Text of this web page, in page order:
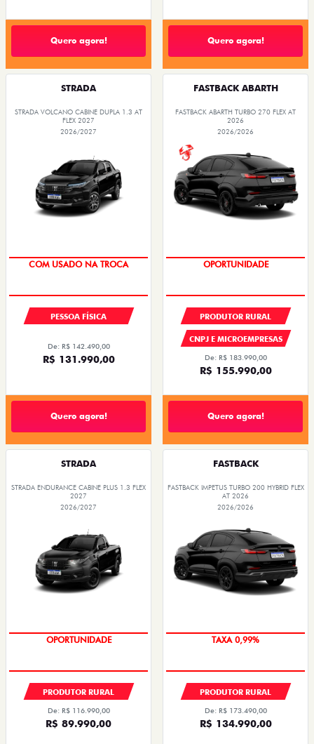
Quero agora! Quero agora!
STRADA
STRADA VOLCANO CABINE DUPLA 1.3 AT
FLEX 2027
2026/2027
COM USADO NA TROCA
PESSOA FÍSICA
De: R$ 142.490,00
R$ 131.990,00
Quero agora!
FASTBACK ABARTH
FASTBACK ABARTH TURBO 270 FLEX AT
2026
2026/2026
OPORTUNIDADE
PRODUTOR RURAL
CNPJ E MICROEMPRESAS
De: R$ 183.990,00
R$ 155.990,00
Quero agora!
STRADA
STRADA ENDURANCE CABINE PLUS 1.3 FLEX
2027
2026/2027
OPORTUNIDADE
PRODUTOR RURAL
De: R$ 116.990,00
R$ 89.990,00
FASTBACK
FASTBACK IMPETUS TURBO 200 HYBRID FLEX
AT 2026
2026/2026
TAXA 0,99%
PRODUTOR RURAL
De: R$ 173.490,00
R$ 134.990,00